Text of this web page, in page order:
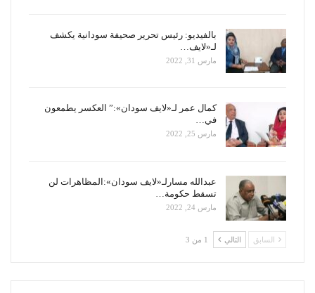
بالفيديو: رئيس تحرير صحيفة سودانية يكشف
لـ«لايف…
مارس 31, 2022
كمال عمر لـ«لايف سودان»:” العكسر يطمعون
في…
مارس 25, 2022
عبدالله مسارلـ«لايف سودان»:المظاهرات لن
تسقط حكومة…
مارس 24, 2022
السابق التالي 1 من 3